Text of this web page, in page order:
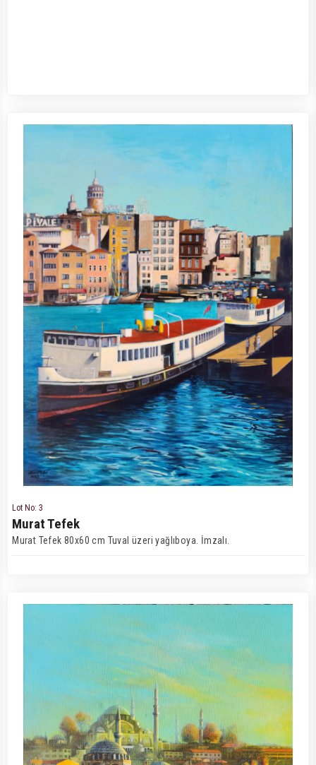
Lot No: 3
Murat Tefek
Murat Tefek 80x60 cm Tuval üzeri yağlıboya. İmzalı.